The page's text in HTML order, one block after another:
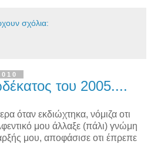
σχόλια:
του 2005....
όταν εκδιώχτηκα, νόμιζα οτι
μου άλλαξε (πάλι) γνώμη
μου, αποφάσισε οτι έπρεπε